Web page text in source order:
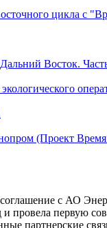
цикла с
Восток.
(Проект
с АО
провела первую
партнерские